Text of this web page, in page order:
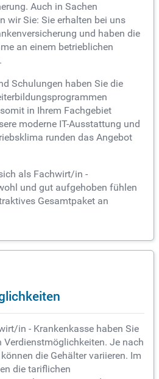
Auch in Sachen
wir Sie: Sie erhalten bei uns
und haben die
an einem betrieblichen
Schulungen haben Sie die
in Ihrem Fachgebiet
moderne IT-Ausstattung und
runden das Angebot
als Fachwirt/in -
und gut aufgehoben fühlen
Gesamtpaket an
in - Krankenkasse haben Sie
Verdienstmöglichkeiten. Je nach
die Gehälter variieren. Im
die tariflichen